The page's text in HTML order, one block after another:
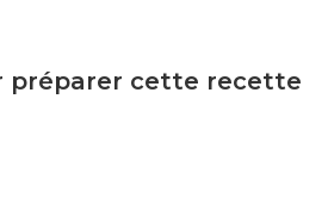
préparer cette recette